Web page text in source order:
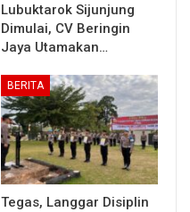
Lubuktarok Sijunjung
Dimulai, CV Beringin
Jaya Utamakan…
BERITA
Tegas, Langgar Disiplin